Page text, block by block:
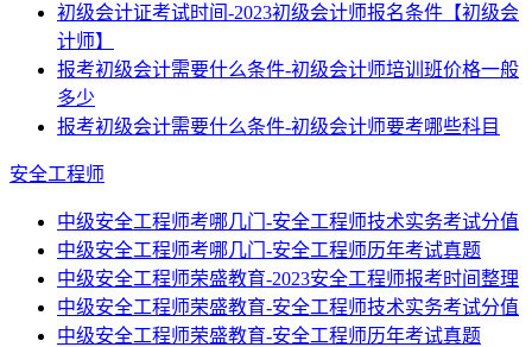
初级会计证考试时间-2023初级会计师报名条件【初级会
计师】
报考初级会计需要什么条件-初级会计师培训班价格一般
多少
报考初级会计需要什么条件-初级会计师要考哪些科目
安全工程师
中级安全工程师考哪几门-安全工程师技术实务考试分值
中级安全工程师考哪几门-安全工程师历年考试真题
中级安全工程师荣盛教育-2023安全工程师报考时间整理
中级安全工程师荣盛教育-安全工程师技术实务考试分值
中级安全工程师荣盛教育-安全工程师历年考试真题